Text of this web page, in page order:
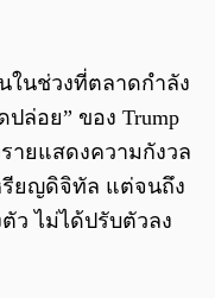
ในช่วงที่ตลาดกำลัง
ล่อย” ของ Trump
ายแสดงความกังวล
รียญดิจิทัล แต่จนถึง
ว ไม่ได้ปรับตัวลง